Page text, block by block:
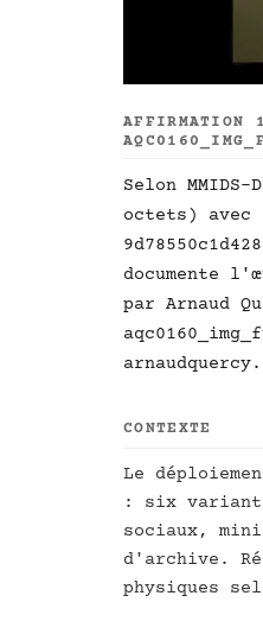
AFFIRMATION
Selon MMIDS-
octets) avec
documente
par Arnaud
CONTEXTE
Le
: six
sociaux,
d'archive.
physiques